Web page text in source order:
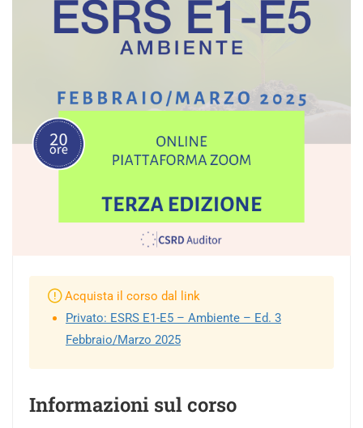
Acquista il corso dal link
Privato: ESRS E1-E5 – Ambiente – Ed. 3
Febbraio/Marzo 2025
Informazioni sul corso